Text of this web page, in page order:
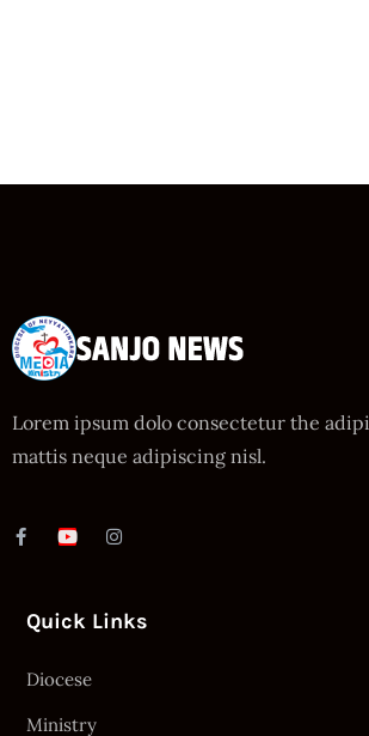
Lorem ipsum dolo consectetur the
mattis neque adipiscing nisl.
Quick Links
Diocese
Ministry